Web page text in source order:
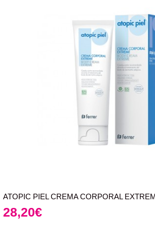
ATOPIC PIEL CREMA CORPORAL
28,20€